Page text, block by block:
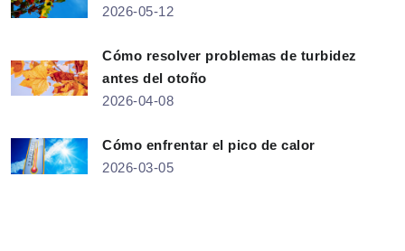
2026-05-12
Cómo resolver problemas de turbidez
antes del otoño
2026-04-08
Cómo enfrentar el pico de calor
2026-03-05